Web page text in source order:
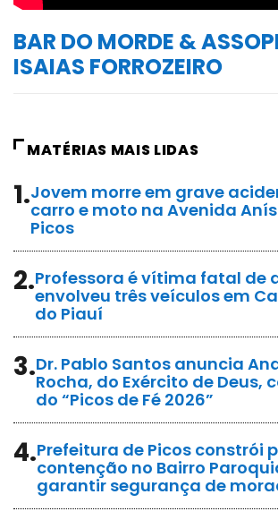
BAR DO MORDE &
ISAIAS FORROZEIRO
MATÉRIAS MAIS LIDAS
1.Jovem morre em grave
carro e moto na Avenida
Picos
2.Professora é vítima fatal de
envolveu três veículos em
do Piauí
3.Dr. Pablo Santos anuncia
Rocha, do Exército de Deus,
do “Picos de Fé 2026”
4.Prefeitura de Picos constrói
contenção no Bairro
garantir segurança de